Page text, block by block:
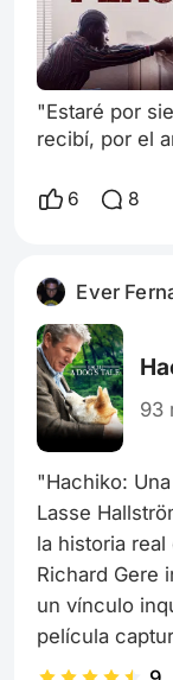
"Estaré por
recibí, por el
Peace
ambición,
justicia en
Ejiofor, quien
6 8
Ever
93
"Hachiko:
Lasse
la historia
Richard Gere
un vínculo
película
amor